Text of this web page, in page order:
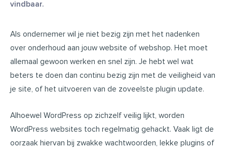
vindbaar.
Als ondernemer wil je niet bezig zijn met het nadenken
over onderhoud aan jouw website of webshop. Het moet
allemaal gewoon werken en snel zijn. Je hebt wel wat
beters te doen dan continu bezig zijn met de veiligheid van
je site, of het uitvoeren van de zoveelste plugin update.
Alhoewel WordPress op zichzelf veilig lijkt, worden
WordPress websites toch regelmatig gehackt. Vaak ligt de
oorzaak hiervan bij zwakke wachtwoorden, lekke plugins of